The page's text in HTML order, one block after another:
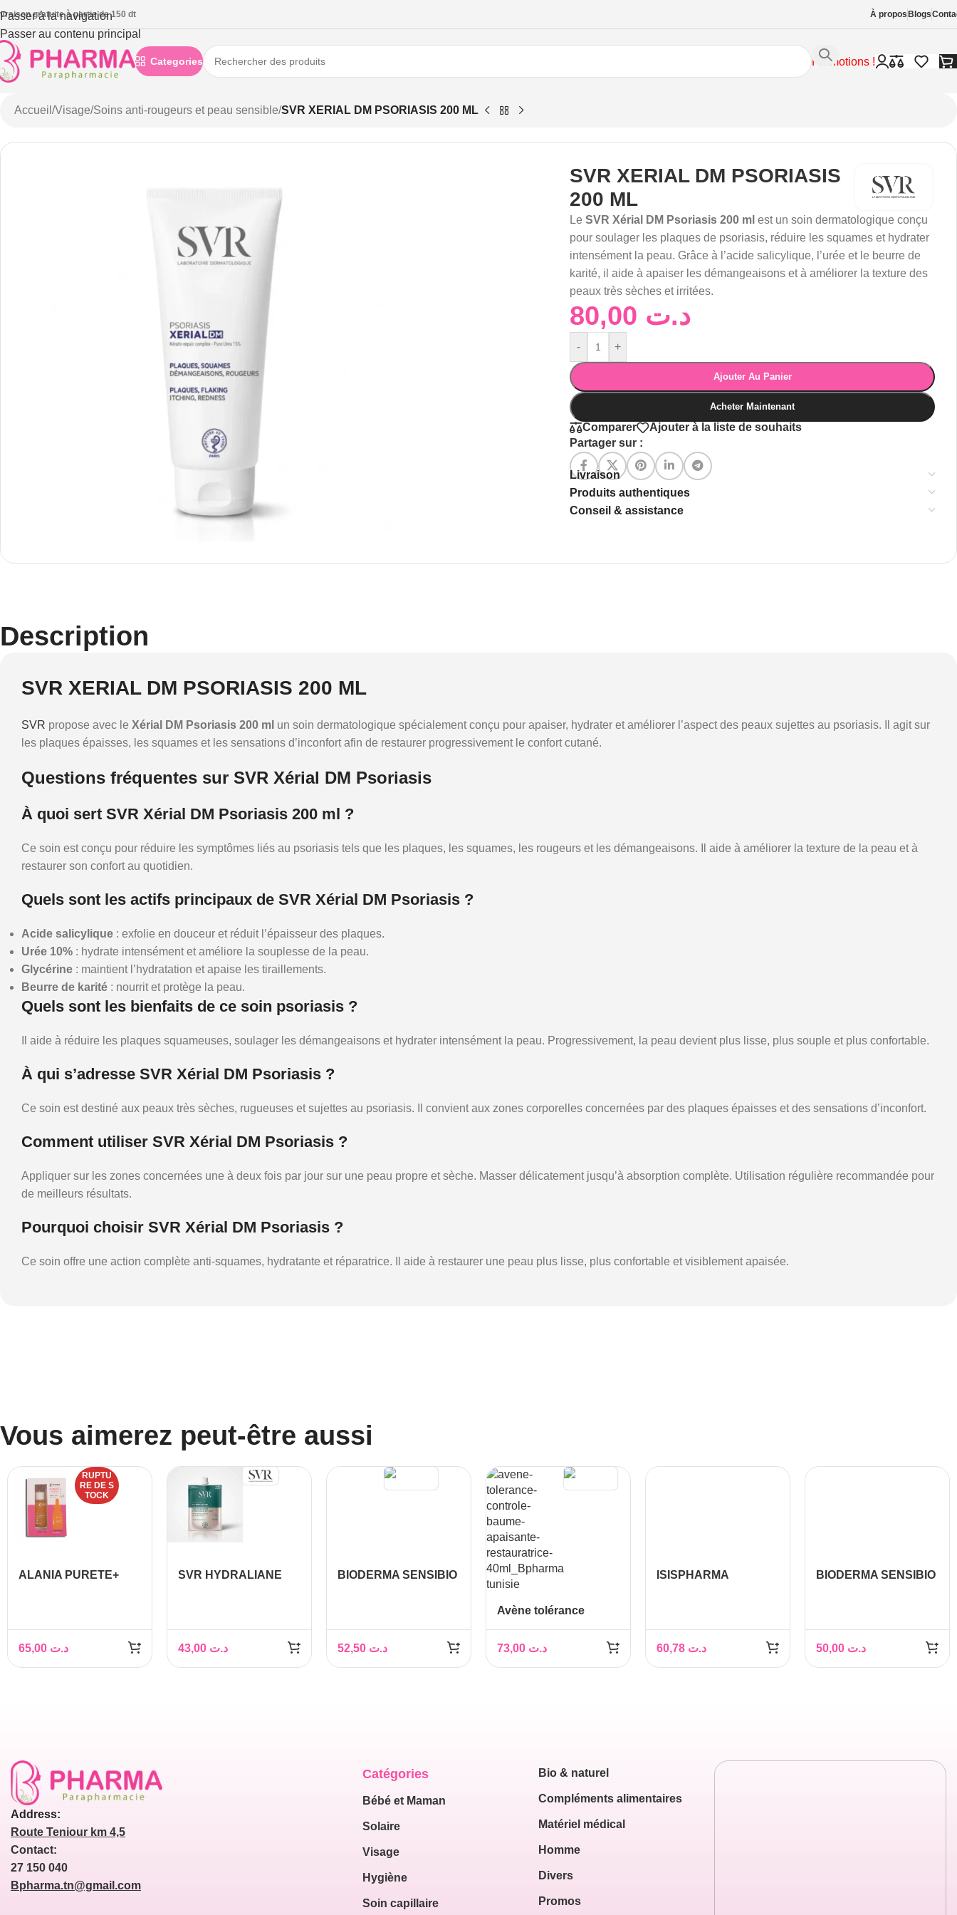
Passer à la navigation
Passer au contenu principal
gratuite à partie de 150 dt À propos Blogs
Categories Promotions !
Accueil /Visage/Soins anti-rougeurs et peau sensible/SVR XERIAL DM PSORIASIS 200 ML
SVR XERIAL DM PSORIASIS
200 ML
LeSVR Xérial DM Psoriasis 200 ml est un soin dermatologique conçu
pour soulager les plaques de psoriasis, réduire les squames et hydrater
intensément la peau. Grâce à l’acide salicylique, l’urée et le beurre de
karité, il aide à apaiser les démangeaisons et à améliorer la texture des
peaux très sèches et irritées.
د.ت
- +
Ajouter Au Panier
Acheter Maintenant
Comparer
Ajouter à la liste de souhaits
Partager sur :
Livraison
Produits authentiques
Conseil & assistance
Description
SVR XERIAL DM PSORIASIS 200 ML
SVR propose avec le Xérial DM Psoriasis 200 ml un soin dermatologique spécialement conçu pour apaiser, hydrater et améliorer l’aspect des peaux sujettes au psoriasis. Il agit sur
les plaques épaisses, les squames et les sensations d’inconfort afin de restaurer progressivement le confort cutané.
Questions fréquentes sur SVR Xérial DM Psoriasis
À quoi sert SVR Xérial DM Psoriasis 200 ml ?
Ce soin est conçu pour réduire les symptômes liés au psoriasis tels que les plaques, les squames, les rougeurs et les démangeaisons. Il aide à améliorer la texture de la peau et à
restaurer son confort au quotidien.
Quels sont les actifs principaux de SVR Xérial DM Psoriasis ?
Acide salicylique : exfolie en douceur et réduit l’épaisseur des plaques.
Urée 10% : hydrate intensément et améliore la souplesse de la peau.
Glycérine : maintient l’hydratation et apaise les tiraillements.
Beurre de karité : nourrit et protège la peau.
Quels sont les bienfaits de ce soin psoriasis ?
Il aide à réduire les plaques squameuses, soulager les démangeaisons et hydrater intensément la peau. Progressivement, la peau devient plus lisse, plus souple et plus confortable.
À qui s’adresse SVR Xérial DM Psoriasis ?
Ce soin est destiné aux peaux très sèches, rugueuses et sujettes au psoriasis. Il convient aux zones corporelles concernées par des plaques épaisses et des sensations d’inconfort.
Comment utiliser SVR Xérial DM Psoriasis ?
Appliquer sur les zones concernées une à deux fois par jour sur une peau propre et sèche. Masser délicatement jusqu’à absorption complète. Utilisation régulière recommandée pour
de meilleurs résultats.
Pourquoi choisir SVR Xérial DM Psoriasis ?
Ce soin offre une action complète anti-squames, hydratante et réparatrice. Il aide à restaurer une peau plus lisse, plus confortable et visiblement apaisée.
Vous aimerez peut-être aussi
RUPTU
RE DE S
TOCK
ALANIA PURETE+
د.ت
SVR HYDRALIANE
د.ت
BIODERMA SENSIBIO
د.ت
Avène tolérance
apaisante
restauratrice 40ml
د.ت
ISISPHARMA
200MLد.ت
BIODERMA SENSIBIO
د.ت
Address:
Route Teniour km 4,5
Contact:
27 150 040
Bpharma.tn@gmail.com
Catégories
Bébé et Maman
Solaire
Visage
Hygiène
Soin capillaire
Bio & naturel
Compléments alimentaires
Matériel médical
Homme
Divers
Promos